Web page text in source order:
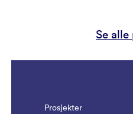
Se
Prosjekter